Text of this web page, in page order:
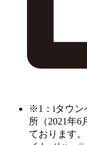
※1：iタウン
所（2021年
ております